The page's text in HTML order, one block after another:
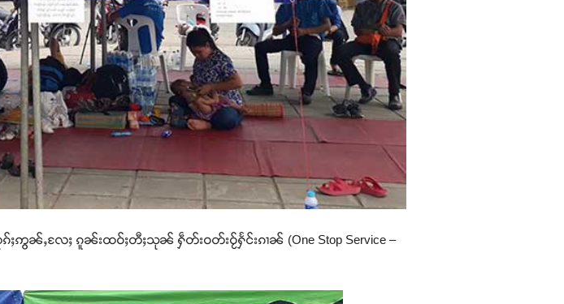
ၼ်ႇလႄႈ ၵူၼ်းထဝ်ႈတီႈသုၼ် ႁဵတ်းဝတ်းဝႂ်ႁႅင်းၵၢၼ် (One Stop Service –